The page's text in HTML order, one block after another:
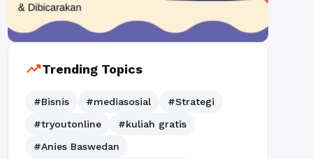
trending_upTrending Topics
#Bisnis #mediasosial
#Strategi
#tryoutonline
#kuliah gratis
#Anies Baswedan